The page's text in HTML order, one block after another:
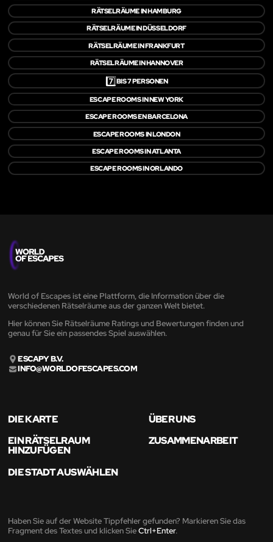
RÄTSELRÄUME IN HAMBURG
RÄTSELRÄUME IN DÜSSELDORF
RÄTSELRÄUME IN FRANKFURT
RÄTSELRÄUME IN HANNOVER
7️⃣BIS 7 PERSONEN
ESCAPE ROOMS IN NEW YORK
ESCAPE ROOMS EN BARCELONA
ESCAPE ROOMS IN LONDON
ESCAPE ROOMS IN ATLANTA
ESCAPE ROOMS IN ORLANDO
World of Escapes ist eine Plattform, die Information über die
verschiedenen Rätselräume aus der ganzen Welt bietet.
Hier können Sie Rätselräume Ratings und Bewertungen finden und
genau für Sie ein passendes Spiel auswählen.
ESCAPY B.V.
INFO@WORLDOFESCAPES.COM
DIE KARTE
ÜBER UNS
EIN RÄTSELRAUM
HINZUFÜGEN
ZUSAMMENARBEIT
DIE STADT AUSWÄHLEN
Haben Sie auf der Website Tippfehler gefunden? Markieren Sie das
Fragment des Textes und klicken SieCtrl+Enter.